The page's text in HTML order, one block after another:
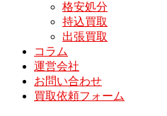
格安処分
持込買取
出張買取
コラム
運営会社
お問い合わせ
買取依頼フォーム